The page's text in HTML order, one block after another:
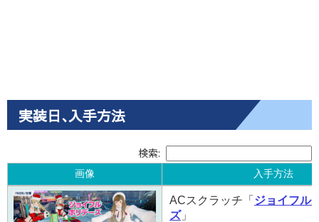
実装日､入手方法
検索:
画像 入手方法
画像 入手方法
ACスクラッチ「 ジョイフル
ズ」